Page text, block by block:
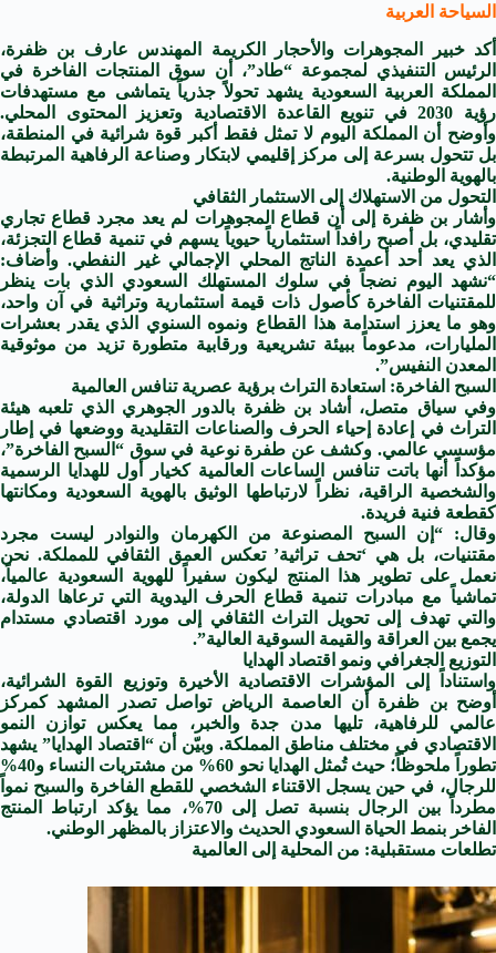
السياحة العربية
أكد خبير المجوهرات والأحجار الكريمة المهندس عارف بن ظفرة،
الرئيس التنفيذي لمجموعة “طاد”، أن سوق المنتجات الفاخرة في
المملكة العربية السعودية يشهد تحولاً جذرياً يتماشى مع مستهدفات
رؤية 2030 في تنويع القاعدة الاقتصادية وتعزيز المحتوى المحلي.
وأوضح أن المملكة اليوم لا تمثل فقط أكبر قوة شرائية في المنطقة،
بل تتحول بسرعة إلى مركز إقليمي لابتكار وصناعة الرفاهية المرتبطة
بالهوية الوطنية.
التحول من الاستهلاك إلى الاستثمار الثقافي
وأشار بن ظفرة إلى أن قطاع المجوهرات لم يعد مجرد قطاع تجاري
تقليدي، بل أصبح رافداً استثمارياً حيوياً يسهم في تنمية قطاع التجزئة،
الذي يعد أحد أعمدة الناتج المحلي الإجمالي غير النفطي. وأضاف:
“نشهد اليوم نضجاً في سلوك المستهلك السعودي الذي بات ينظر
للمقتنيات الفاخرة كأصول ذات قيمة استثمارية وتراثية في آن واحد،
وهو ما يعزز استدامة هذا القطاع ونموه السنوي الذي يقدر بعشرات
المليارات، مدعوماً ببيئة تشريعية ورقابية متطورة تزيد من موثوقية
المعدن النفيس”.
السبح الفاخرة: استعادة التراث برؤية عصرية تنافس العالمية
وفي سياق متصل، أشاد بن ظفرة بالدور الجوهري الذي تلعبه هيئة
التراث في إعادة إحياء الحرف والصناعات التقليدية ووضعها في إطار
مؤسسي عالمي. وكشف عن طفرة نوعية في سوق “السبح الفاخرة”،
مؤكداً أنها باتت تنافس الساعات العالمية كخيار أول للهدايا الرسمية
والشخصية الراقية، نظراً لارتباطها الوثيق بالهوية السعودية ومكانتها
كقطعة فنية فريدة.
وقال: “إن السبح المصنوعة من الكهرمان والنوادر ليست مجرد
مقتنيات، بل هي ‘تحف تراثية’ تعكس العمق الثقافي للمملكة. نحن
نعمل على تطوير هذا المنتج ليكون سفيراً للهوية السعودية عالمياً،
تماشياً مع مبادرات تنمية قطاع الحرف اليدوية التي ترعاها الدولة،
والتي تهدف إلى تحويل التراث الثقافي إلى مورد اقتصادي مستدام
يجمع بين العراقة والقيمة السوقية العالية”.
التوزيع الجغرافي ونمو اقتصاد الهدايا
واستناداً إلى المؤشرات الاقتصادية الأخيرة وتوزيع القوة الشرائية،
أوضح بن ظفرة أن العاصمة الرياض تواصل تصدر المشهد كمركز
عالمي للرفاهية، تليها مدن جدة والخبر، مما يعكس توازن النمو
الاقتصادي في مختلف مناطق المملكة. وبيّن أن “اقتصاد الهدايا” يشهد
تطوراً ملحوظاً؛ حيث تُمثل الهدايا نحو 60% من مشتريات النساء و40%
للرجال، في حين يسجل الاقتناء الشخصي للقطع الفاخرة والسبح نمواً
مطرداً بين الرجال بنسبة تصل إلى 70%، مما يؤكد ارتباط المنتج
الفاخر بنمط الحياة السعودي الحديث والاعتزاز بالمظهر الوطني.
تطلعات مستقبلية: من المحلية إلى العالمية